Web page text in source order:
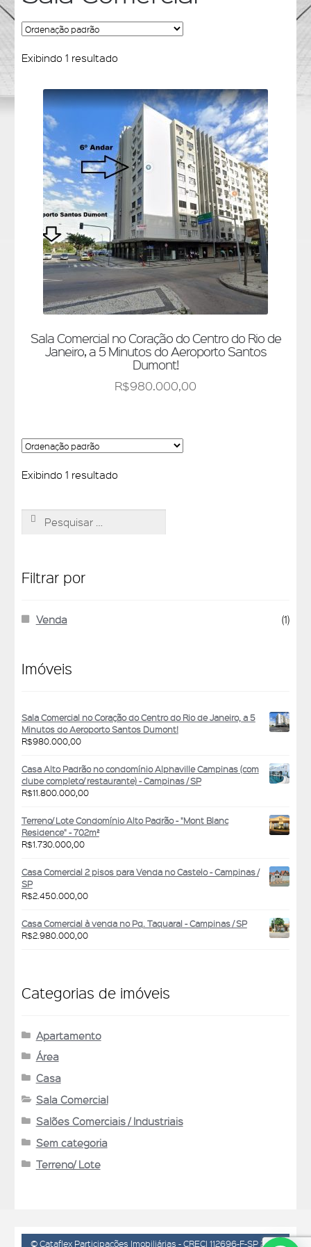
Exibindo 1 resultado
Sala Comercial no Coração do Centro do Rio de
Janeiro, a 5 Minutos do Aeroporto Santos
Dumont!
R$980.000,00
Exibindo 1 resultado
Pesquisar
Filtrar por
Venda (1)
Imóveis
Sala Comercial no Coração do Centro do Rio de Janeiro, a 5
Minutos do Aeroporto Santos Dumont!
R$980.000,00
Casa Alto Padrão no condomínio Alphaville Campinas (com
clube completo/ restaurante) - Campinas / SP
R$11.800.000,00
Terreno/ Lote Condomínio Alto Padrão - "Mont Blanc
Residence" - 702m²
R$1.730.000,00
Casa Comercial 2 pisos para Venda no Castelo - Campinas /
SP
R$2.450.000,00
Casa Comercial à venda no Pq. Taquaral - Campinas / SP
R$2.980.000,00
Categorias de imóveis
Apartamento
Área
Casa
Sala Comercial
Salões Comerciais / Industriais
Sem categoria
Terreno/ Lote
© Cataflex Participações Imobiliárias - CRECI 112696-F-SP 2026